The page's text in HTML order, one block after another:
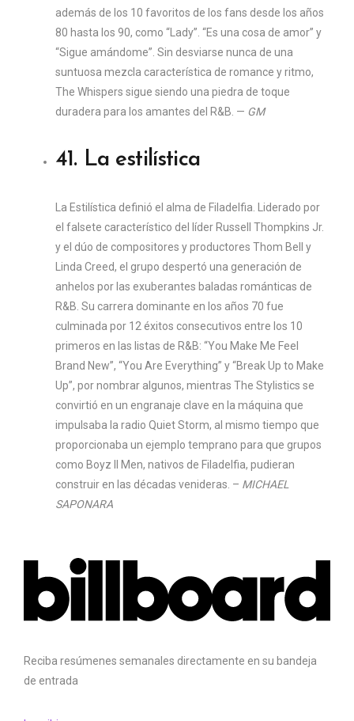
además de los 10 favoritos de los fans desde los años
80 hasta los 90, como “Lady”. “Es una cosa de amor” y
“Sigue amándome”. Sin desviarse nunca de una
suntuosa mezcla característica de romance y ritmo,
The Whispers sigue siendo una piedra de toque
duradera para los amantes del R&B. — GM
41. La estilística
La Estilística definió el alma de Filadelfia. Liderado por
el falsete característico del líder Russell Thompkins Jr.
y el dúo de compositores y productores Thom Bell y
Linda Creed, el grupo despertó una generación de
anhelos por las exuberantes baladas románticas de
R&B. Su carrera dominante en los años 70 fue
culminada por 12 éxitos consecutivos entre los 10
primeros en las listas de R&B: “You Make Me Feel
Brand New”, “You Are Everything” y “Break Up to Make
Up”, por nombrar algunos, mientras The Stylistics se
convirtió en un engranaje clave en la máquina que
impulsaba la radio Quiet Storm, al mismo tiempo que
proporcionaba un ejemplo temprano para que grupos
como Boyz II Men, nativos de Filadelfia, pudieran
construir en las décadas venideras. – MICHAEL
SAPONARA
Reciba resúmenes semanales directamente en su bandeja
de entrada